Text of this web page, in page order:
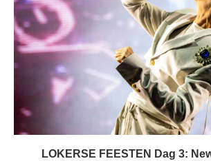
LOKERSE FEESTEN Dag 3: